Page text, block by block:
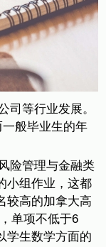
司等行业发展。
般毕业生的年
险管理与金融类
小组作业，这都
较高的加拿大高
单项不低于6
学生数学方面的